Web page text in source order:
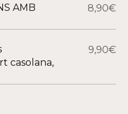
AMB
8,90€
casolana,
9,90€